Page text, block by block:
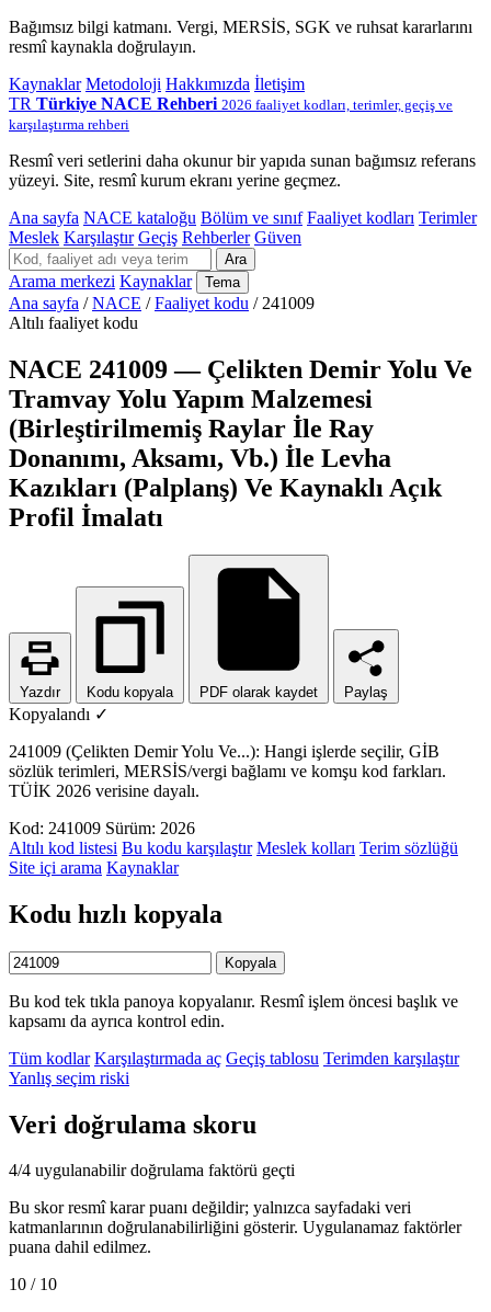
Bağımsız bilgi katmanı. Vergi, MERSİS, SGK ve ruhsat kararlarını
resmî kaynakla doğrulayın.
Kaynaklar Metodoloji Hakkımızda İletişim
TR Türkiye NACE Rehberi 2026 faaliyet kodları, terimler, geçiş ve
karşılaştırma rehberi
Resmî veri setlerini daha okunur bir yapıda sunan bağımsız referans
yüzeyi. Site, resmî kurum ekranı yerine geçmez.
Ana sayfa NACE kataloğu Bölüm ve sınıf Faaliyet kodları Terimler
Meslek Karşılaştır Geçiş Rehberler Güven
Ara
Arama merkezi Kaynaklar Tema
Ana sayfa / NACE / Faaliyet kodu / 241009
Altılı faaliyet kodu
NACE 241009 — Çelikten Demir Yolu Ve
Tramvay Yolu Yapım Malzemesi
(Birleştirilmemiş Raylar İle Ray
Donanımı, Aksamı, Vb.) İle Levha
Kazıkları (Palplanş) Ve Kaynaklı Açık
Profil İmalatı
Yazdır Kodu kopyala PDF olarak kaydet Paylaş
Kopyalandı ✓
241009 (Çelikten Demir Yolu Ve...): Hangi işlerde seçilir, GİB
sözlük terimleri, MERSİS/vergi bağlamı ve komşu kod farkları.
TÜİK 2026 verisine dayalı.
Kod: 241009 Sürüm: 2026
Altılı kod listesi Bu kodu karşılaştır Meslek kolları Terim sözlüğü
Site içi arama Kaynaklar
Kodu hızlı kopyala
Kopyala
Bu kod tek tıkla panoya kopyalanır. Resmî işlem öncesi başlık ve
kapsamı da ayrıca kontrol edin.
Tüm kodlar Karşılaştırmada aç Geçiş tablosu Terimden karşılaştır
Yanlış seçim riski
Veri doğrulama skoru
4/4 uygulanabilir doğrulama faktörü geçti
Bu skor resmî karar puanı değildir; yalnızca sayfadaki veri
katmanlarının doğrulanabilirliğini gösterir. Uygulanamaz faktörler
puana dahil edilmez.
10 / 10